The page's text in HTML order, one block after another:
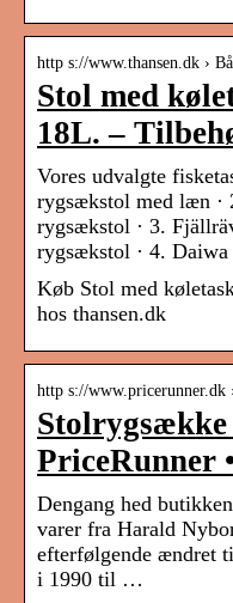
http s://www.thansen.dk ›
Stol med
18L. –
Vores udvalgte
rygsækstol med læn ·
rygsækstol · 3.
rygsækstol · 4.
Køb Stol med
hos thansen.dk
http s://www.pricerunner.dk
PriceRunner
Dengang hed
varer fra Harald
efterfølgende ændret
i 1990 til …